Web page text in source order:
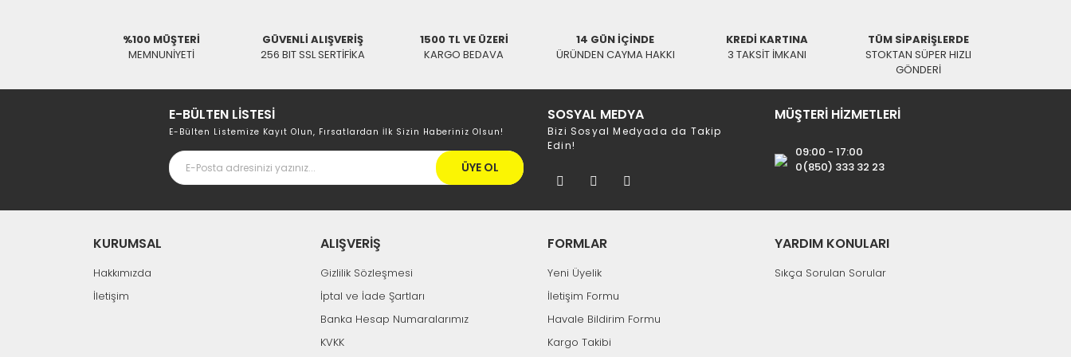
%100 MÜŞTERİ
MEMNUNİYETİ
GÜVENLİ ALIŞVERİŞ
256 BIT SSL SERTİFİKA
1500 TL VE ÜZERİ
KARGO BEDAVA
14 GÜN İÇİNDE
ÜRÜNDEN CAYMA HAKKI
KREDİ KARTINA
3 TAKSİT İMKANI
TÜM SİPARİŞLERDE
STOKTAN SÜPER HIZLI
GÖNDERİ
E-BÜLTEN LİSTESİ
E-Bülten Listemize Kayıt Olun, Fırsatlardan İlk Sizin Haberiniz Olsun!
ÜYE OL
SOSYAL MEDYA
Bizi Sosyal Medyada da Takip
Edin!
MÜŞTERİ HİZMETLERİ
09:00 - 17:00
0(850) 333 32 23
KURUMSAL
Hakkımızda
İletişim
ALIŞVERİŞ
Gizlilik Sözleşmesi
İptal ve İade Şartları
Banka Hesap Numaralarımız
KVKK
FORMLAR
Yeni Üyelik
İletişim Formu
Havale Bildirim Formu
Kargo Takibi
YARDIM KONULARI
Sıkça Sorulan Sorular